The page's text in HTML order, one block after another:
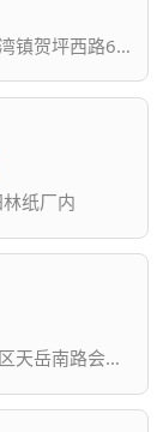
地址：岳阳市岳阳县荣家湾镇贺坪西路61号
纸厂内
地址：岳阳市平江县开发区天岳南路会背坪